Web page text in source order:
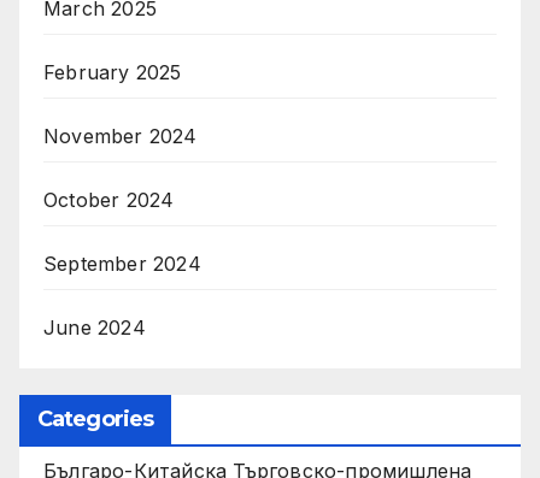
March 2025
February 2025
November 2024
October 2024
September 2024
June 2024
Categories
Българо-Китайска Търговско-промишлена